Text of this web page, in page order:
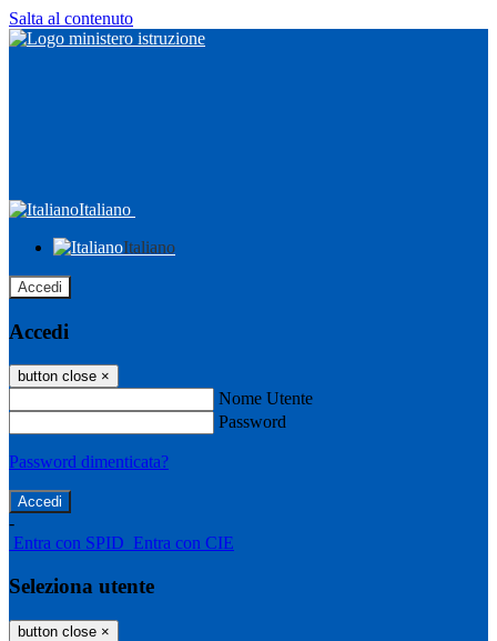
Salta al contenuto
Italiano
Italiano
Accedi
Accedi
button close ×
Nome Utente
Password
Password dimenticata?
-
Entra con SPID Entra con CIE
Seleziona utente
button close ×